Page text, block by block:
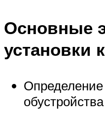
Основные
установки